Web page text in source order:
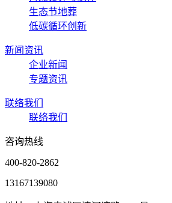
生态节地葬
低碳循环创新
新闻资讯
企业新闻
专题资讯
联络我们
联络我们
咨询热线
400-820-2862
13167139080